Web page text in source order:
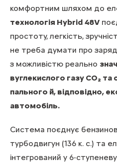
комфортним шляхом до
технологія Hybrid 48V
простоту, легкість,
не треба думати про
з можливістю реально
вуглекислого газу CO₂
пального й, відповідно,
автомобіль.
Система поєднує
турбодвигун (136 к. с.) та
інтегрований у 6-